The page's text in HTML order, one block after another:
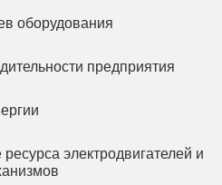
оборудования
предприятия
электродвигателей и